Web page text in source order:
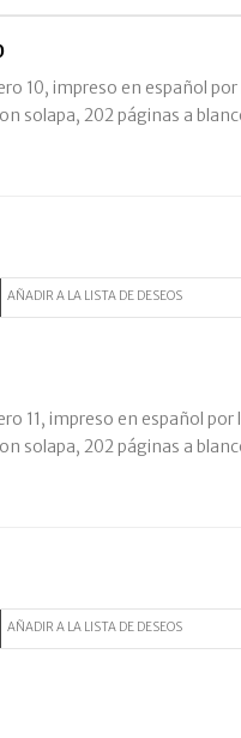
10, impreso en español
solapa, 202 páginas a
AÑADIR A LA LISTA DE DESEOS
11, impreso en español por
solapa, 202 páginas a
AÑADIR A LA LISTA DE DESEOS